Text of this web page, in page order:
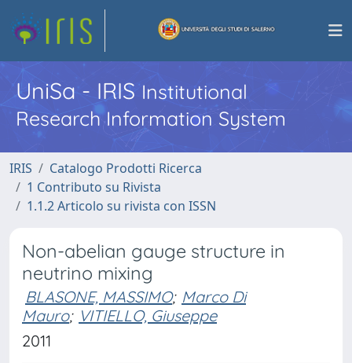
UniSa - IRISInstitutional
Research Information System
IRIS
Catalogo Prodotti Ricerca
1 Contributo su Rivista
1.1.2 Articolo su rivista con ISSN
Non-abelian gauge structure in
neutrino mixing
BLASONE, MASSIMO; Marco Di
Mauro; VITIELLO, Giuseppe
2011